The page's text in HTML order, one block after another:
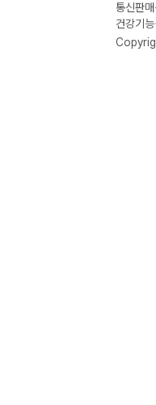
통신판
건강기